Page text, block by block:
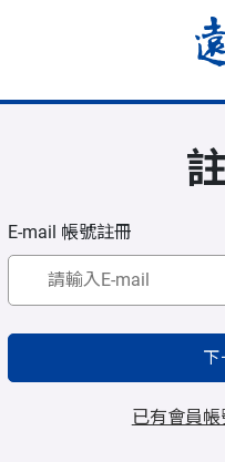
E-mail 帳號註冊
下
已有會員